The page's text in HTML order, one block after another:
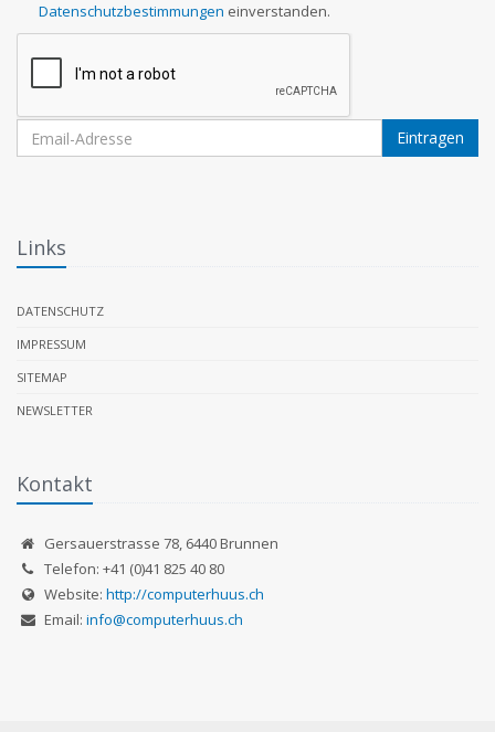
Datenschutzbestimmungen einverstanden.
Eintragen
Links
DATENSCHUTZ
IMPRESSUM
SITEMAP
NEWSLETTER
Kontakt
Gersauerstrasse 78, 6440 Brunnen
Telefon: +41 (0)41 825 40 80
Website: http://computerhuus.ch
Email: info@computerhuus.ch